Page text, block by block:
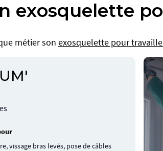
exosquelette
métier son exosquelette pour
vissage bras levés, pose de câbles